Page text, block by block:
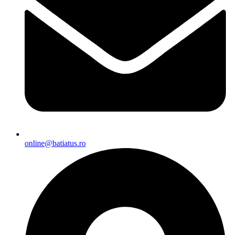
online@batiatus.ro